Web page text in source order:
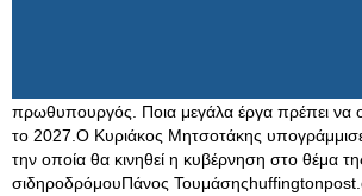
πρωθυπουργός. Ποια μεγάλα έργα πρέπει να
το 2027.Ο Κυριάκος Μητσοτάκης
την οποία θα κινηθεί η κυβέρνηση στο θέμα
σιδηροδρόμουΠάνος